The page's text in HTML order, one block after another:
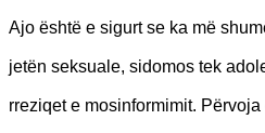
Ajo është e sigurt se ka më
jetën seksuale, sidomos tek
rreziqet e mosinformimit.